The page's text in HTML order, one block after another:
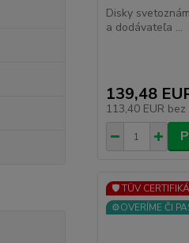
Disky
a dodávateľa ...
139,48
113,40 EUR bez
🛡️ TÜV
⚙️OVERÍME ČI